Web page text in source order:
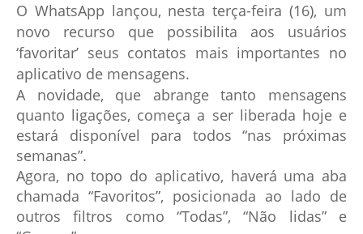
O WhatsApp lançou, nesta terça-feira (16), um
novo recurso que possibilita aos usuários
‘favoritar’ seus contatos mais importantes no
aplicativo de mensagens.
A novidade, que abrange tanto mensagens
quanto ligações, começa a ser liberada hoje e
estará disponível para todos “nas próximas
semanas”.
Agora, no topo do aplicativo, haverá uma aba
chamada “Favoritos”, posicionada ao lado de
outros filtros como “Todas”, “Não lidas” e